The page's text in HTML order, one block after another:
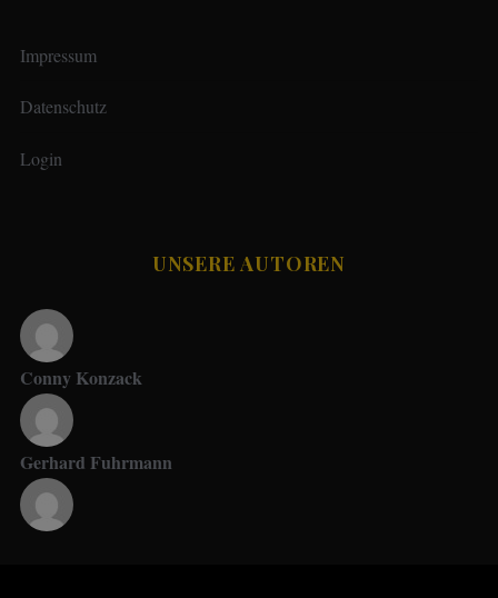
Impressum
Datenschutz
Login
UNSERE AUTOREN
Conny Konzack
Gerhard Fuhrmann